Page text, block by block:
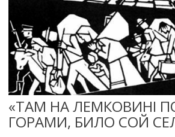
«ТАМ НА ЛЕМКОВИНІ
ГОРАМИ, БИЛО СОЙ